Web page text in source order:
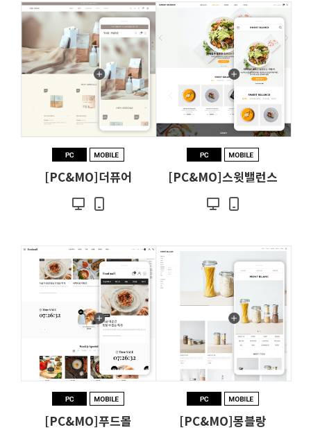
[PC&MO]더퓨어 [PC&MO]스윗밸런스
[PC&MO]푸드몰 [PC&MO]몽블랑